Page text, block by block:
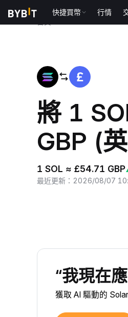
快捷買幣 行情
將 1
GBP (
1 SOL ≈ £54.71 GBP
最近更新 ： 2026/08/07
“我現在
獲取 AI 驅動的